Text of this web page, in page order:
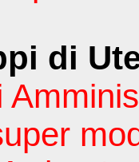
di